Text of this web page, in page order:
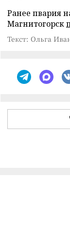
Ранее пвария
Магнитогорск
Текст: Ольга